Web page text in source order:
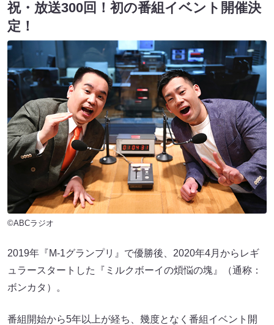
祝・放送300回！初の番組イベント開催決
定！
©ABCラジオ
2019年『M-1グランプリ』で優勝後、2020年4月からレギ
ュラースタートした『ミルクボーイの煩悩の塊』（通称：
ボンカタ）。
番組開始から5年以上が経ち、幾度となく番組イベント開